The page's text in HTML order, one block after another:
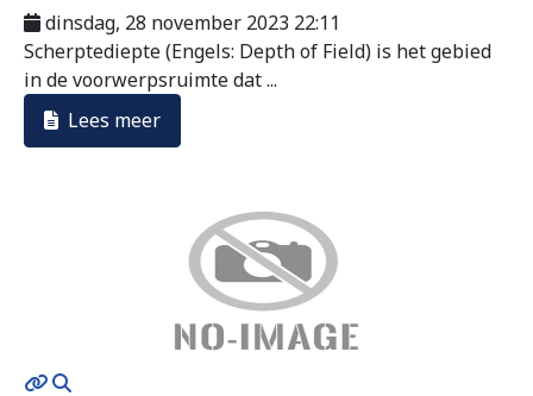
dinsdag, 28 november 2023 22:11
Scherptediepte (Engels: Depth of Field) is het gebied
in de voorwerpsruimte dat ...
Lees meer